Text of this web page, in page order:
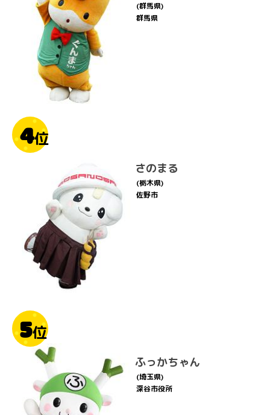
(群馬県)
群馬県
4位
さのまる
(栃木県)
佐野市
5位
ふっかちゃん
(埼玉県)
深谷市役所